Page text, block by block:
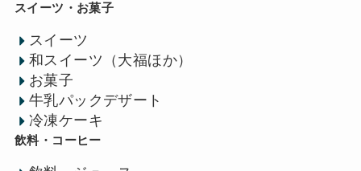
スイーツ・お菓子
スイーツ
和スイーツ（大福ほか）
お菓子
牛乳パックデザート
冷凍ケーキ
飲料・コーヒー